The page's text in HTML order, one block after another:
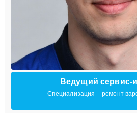
Ведущий сервис-
Специализация – ремонт